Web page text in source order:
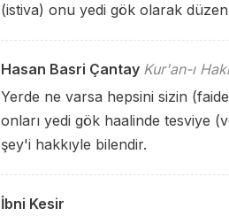
(istiva) onu yedi gök olarak
Hasan Basri Çantay Kur'an-ı
Yerde ne varsa hepsini sizin
onları yedi gök haalinde tesviye
şey'i hakkıyle bilendir.
İbni Kesir